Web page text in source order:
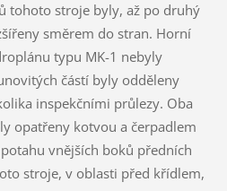
tohoto stroje byly, až po druhý
směrem do stran. Horní
typu MK-1 nebyly
částí byly odděleny
inspekčními průlezy. Oba
opatřeny kotvou a čerpadlem
vnějších boků předních
stroje, v oblasti před křídlem,